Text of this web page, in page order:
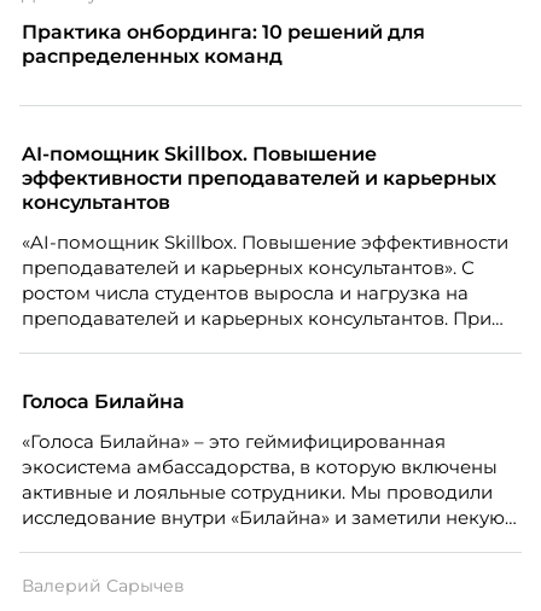
Практика онбординга: 10 решений для
распределенных команд
AI-помощник Skillbox. Повышение
эффективности преподавателей и карьерных
консультантов
«AI-помощник Skillbox. Повышение эффективности
преподавателей и карьерных консультантов». С
ростом числа студентов выросла и нагрузка на
преподавателей и карьерных консультантов. При
повысить эффективность сотрудников, ускорить
масштабироваться без роста команды. Так и
появился AI-помощник, встроенный в платформу
Skillbox.
Голоса Билайна
«Голоса Билайна» – это геймифицированная
экосистема амбассадорства, в которую включены
активные и лояльные сотрудники. Мы проводили
исследование внутри «Билайна» и заметили некую
благодарности и публичного признания.
Валерий Сарычев